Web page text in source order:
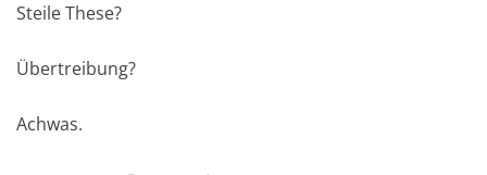
Steile These?
Übertreibung?
Achwas.